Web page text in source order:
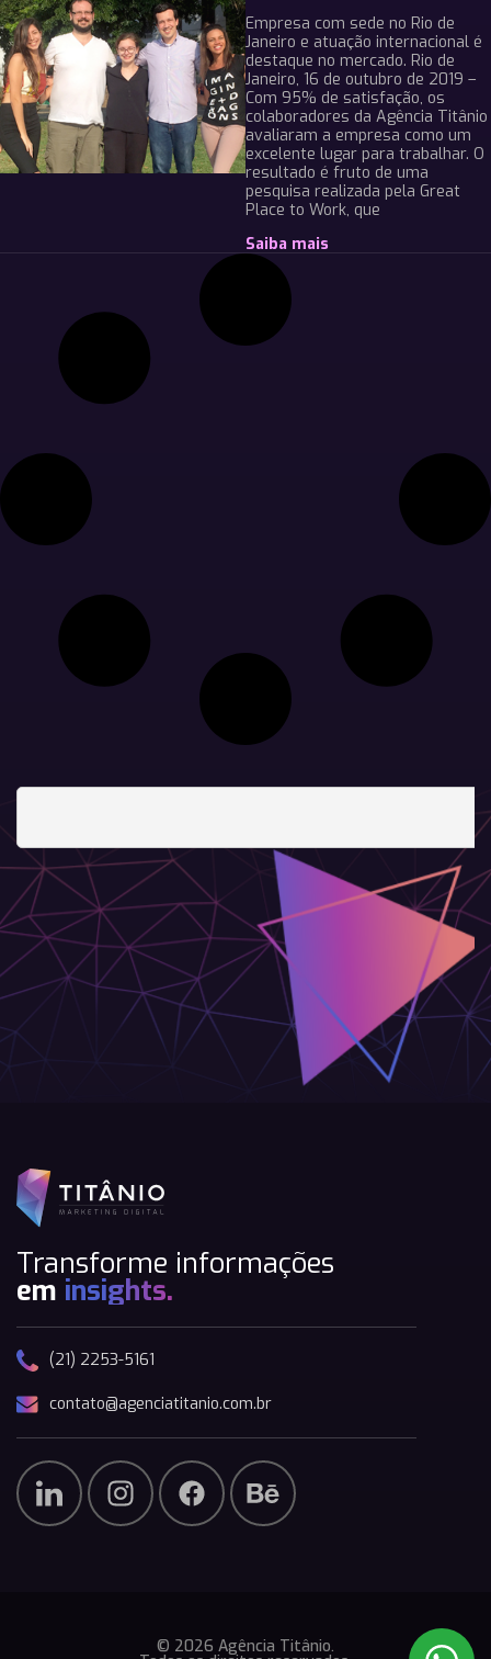
Empresa com sede no Rio de
Janeiro e atuação internacional é
destaque no mercado. Rio de
Janeiro, 16 de outubro de 2019 –
Com 95% de satisfação, os
colaboradores da Agência Titânio
avaliaram a empresa como um
excelente lugar para trabalhar. O
resultado é fruto de uma
pesquisa realizada pela Great
Place to Work, que
Saiba mais
Transforme informações
em insights.
(21) 2253-5161
contato@agenciatitanio.com.br
© 2026 Agência Titânio.